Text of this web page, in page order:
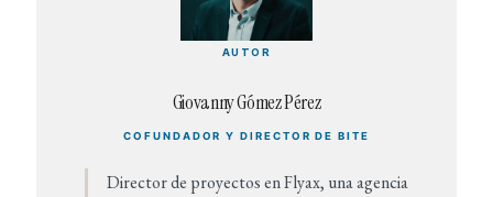
AUTOR
Giovanny Gómez Pérez
COFUNDADOR Y DIRECTOR DE BITE
Director de proyectos en Flyax, una agencia